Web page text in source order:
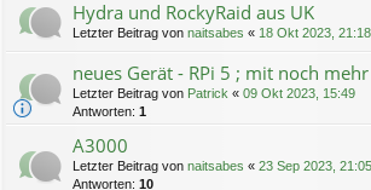
Hydra und RockyRaid aus UK
Letzter Beitrag von naitsabes « 18 Okt 2023, 21:18
neues Gerät - RPi 5 ; mit noch mehr
Letzter Beitrag von Patrick « 09 Okt 2023, 15:49
Antworten: 1
A3000
Letzter Beitrag von naitsabes « 23 Sep 2023, 21:05
Antworten: 10